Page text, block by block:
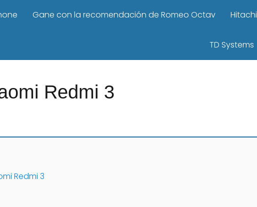
Gane con la recomendación de Romeo Octav Hitachi
TD Systems
Redmi 3
Redmi 3